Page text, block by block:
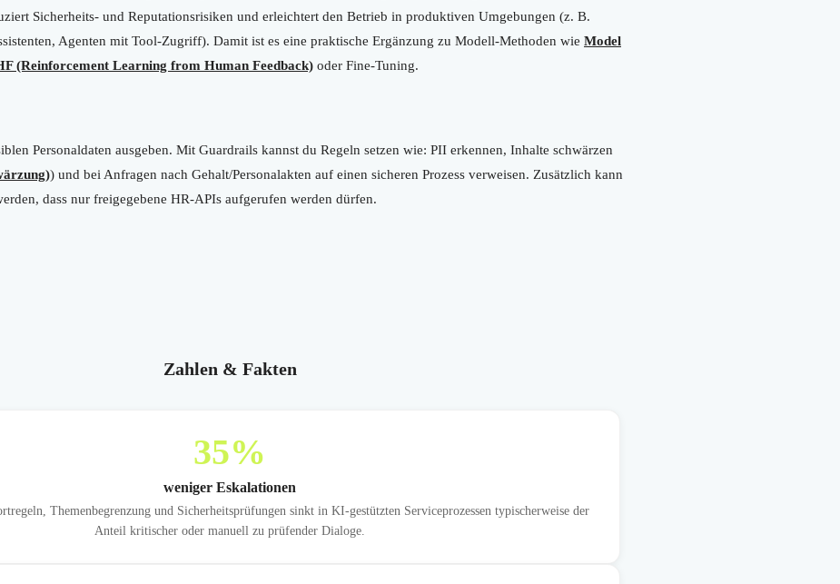
Sicherheits- und Reputationsrisiken und erleichtert den Betrieb in produktiven Umgebungen (z. B.
Agenten mit Tool-Zugriff). Damit ist es eine praktische Ergänzung zu Modell-Methoden wie Model
(Reinforcement Learning from Human Feedback) oder Fine-Tuning.
Personaldaten ausgeben. Mit Guardrails kannst du Regeln setzen wie: PII erkennen, Inhalte schwärzen
) und bei Anfragen nach Gehalt/Personalakten auf einen sicheren Prozess verweisen. Zusätzlich kann
dass nur freigegebene HR-APIs aufgerufen werden dürfen.
Zahlen & Fakten
35%
weniger Eskalationen
Themenbegrenzung und Sicherheitsprüfungen sinkt in KI-gestützten Serviceprozessen typischerweise der
Anteil kritischer oder manuell zu prüfender Dialoge.